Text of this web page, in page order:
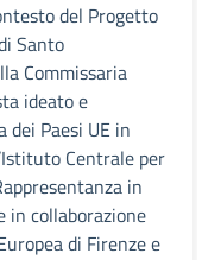
del Progetto
Santo
Commissaria
ideato e
Paesi UE in
Centrale per
in
in collaborazione
di Firenze e